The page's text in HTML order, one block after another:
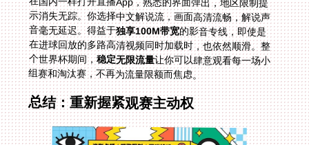
音毫无延迟。得益于独享100M带宽的影音专线，即使是
在进球回放的多路高清视频同时加载时，也依然顺滑。整
个世界杯期间，稳定无限流量让你可以肆意观看每一场小
组赛和淘汰赛，不再为流量限额而焦虑。
总结：重新握紧观赛主动权